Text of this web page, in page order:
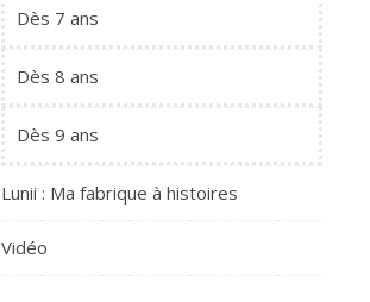
Dès 7 ans
Dès 8 ans
Dès 9 ans
Lunii : Ma fabrique à histoires
Vidéo